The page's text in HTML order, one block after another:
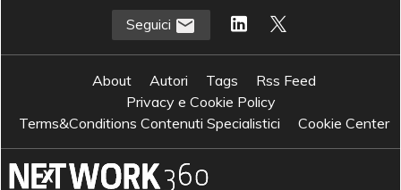
Seguici
About Autori Tags
Rss Feed
Privacy e Cookie Policy
Terms&Conditions Contenuti Specialistici
Cookie Center